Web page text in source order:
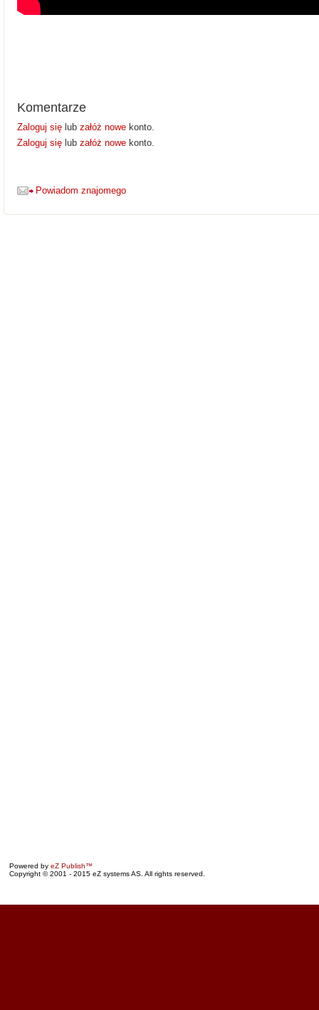
Komentarze
Zaloguj się lub załóż nowe konto.
Zaloguj się lub załóż nowe konto.
Powiadom znajomego
Powered by eZ Publish™
Copyright © 2001 - 2015 eZ systems AS. All rights reserved.